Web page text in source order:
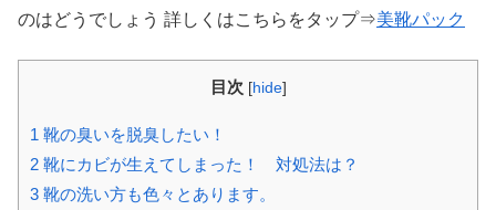
のはどうでしょう 詳しくはこちらをタップ⇒美靴パック
目次 [hide]
1 靴の臭いを脱臭したい！
2 靴にカビが生えてしまった！ 対処法は？
3 靴の洗い方も色々とあります。